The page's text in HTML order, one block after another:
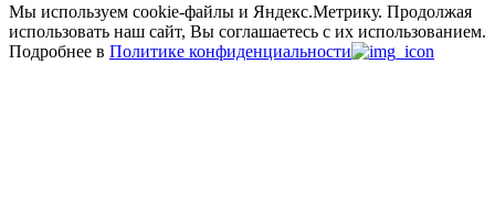
Мы используем cookie-файлы и Яндекс.Метрику. Продолжая
использовать наш сайт, Вы соглашаетесь с их использованием.
Подробнее в Политике конфиденциальности